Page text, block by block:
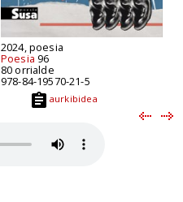
2024, poesia
Poesia 96
80 orrialde
978-84-19570-21-5
aurkibidea